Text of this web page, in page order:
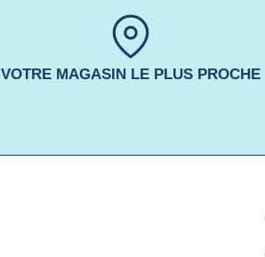
VOTRE MAGASIN LE PLUS PROCHE